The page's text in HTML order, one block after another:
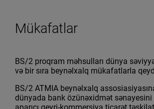
Mükafatlar
BS/2 proqram məhsulları dünya
və bir sıra beynəlxalq mükafatlarla
BS/2 ATMIA beynəlxalq
dünyada bank özünəxidmət sənayesini